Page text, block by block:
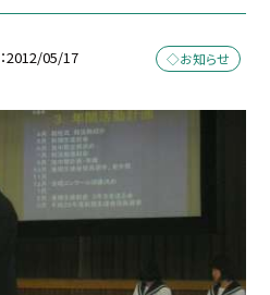
2012/05/17 ◇お知らせ